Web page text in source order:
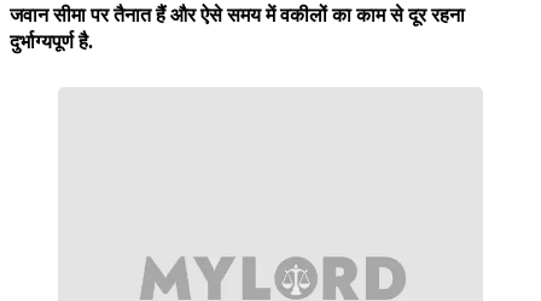
जवान सीमा पर तैनात हैं और ऐसे समय में वकीलों का काम से दूर रहना
दुर्भाग्यपूर्ण है.